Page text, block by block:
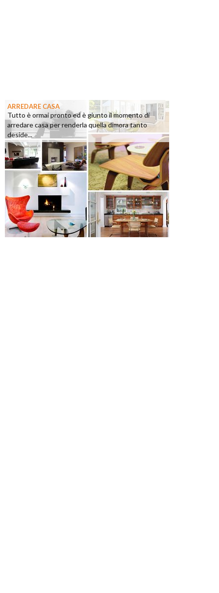
ARREDARE CASA
Tutto è ormai pronto ed è giunto il momento di
arredare casa per renderla quella dimora tanto
deside...